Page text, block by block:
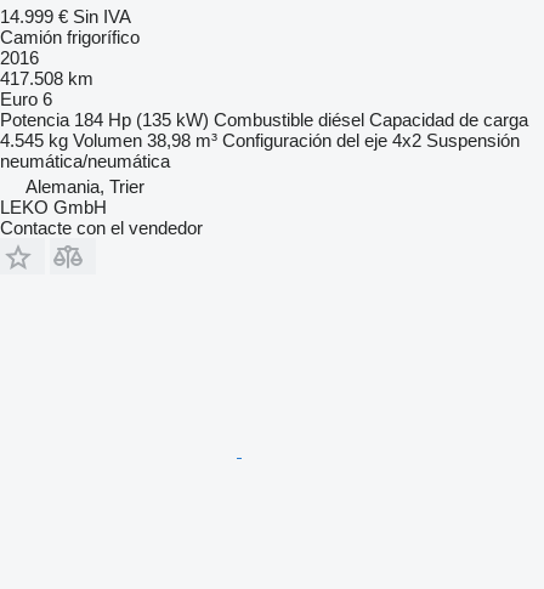
14.999 € Sin IVA
Camión frigorífico
2016
417.508 km
Euro 6
Potencia 184 Hp (135 kW) Combustible diésel Capacidad de carga
4.545 kg Volumen 38,98 m³ Configuración del eje 4x2 Suspensión
neumática/neumática
Alemania, Trier
LEKO GmbH
Contacte con el vendedor